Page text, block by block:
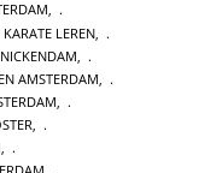
,
KARATE LEREN,
AMSTERDAM